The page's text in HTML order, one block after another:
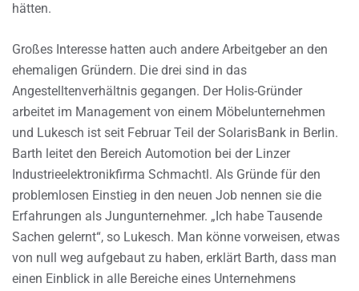
hätten.
Großes Interesse hatten auch andere Arbeitgeber an den
ehemaligen Gründern. Die drei sind in das
Angestelltenverhältnis gegangen. Der Holis-Gründer
arbeitet im Management von einem Möbelunternehmen
und Lukesch ist seit Februar Teil der SolarisBank in Berlin.
Barth leitet den Bereich Automotion bei der Linzer
Industrieelektronikfirma Schmachtl. Als Gründe für den
problemlosen Einstieg in den neuen Job nennen sie die
Erfahrungen als Jungunternehmer. „Ich habe Tausende
Sachen gelernt“, so Lukesch. Man könne vorweisen, etwas
von null weg aufgebaut zu haben, erklärt Barth, dass man
einen Einblick in alle Bereiche eines Unternehmens